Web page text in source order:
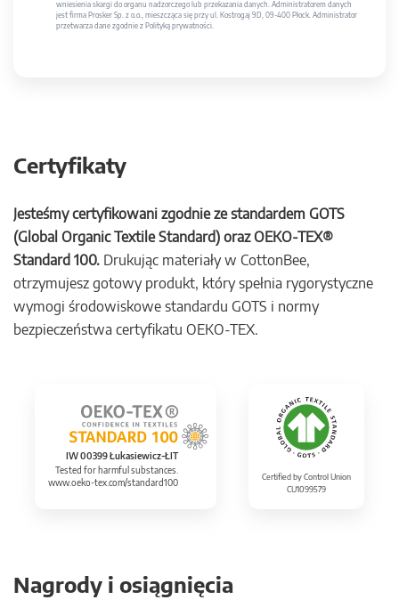
wniesienia skargi do organu nadzorczego lub przekazania danych. Administratorem danych
jest firma Prosker Sp. z o.o., mieszcząca się przy ul. Kostrogaj 9D, 09-400 Płock. Administrator
przetwarza dane zgodnie z Polityką prywatności.
Certyfikaty
Jesteśmy certyfikowani zgodnie ze standardem GOTS
(Global Organic Textile Standard) oraz OEKO-TEX®
Standard 100. Drukując materiały w CottonBee,
otrzymujesz gotowy produkt, który spełnia rygorystyczne
wymogi środowiskowe standardu GOTS i normy
bezpieczeństwa certyfikatu OEKO-TEX.
IW 00399 Łukasiewicz-ŁIT
Tested for harmful substances.
www.oeko-tex.com/standard100
Certified by Control Union
CU1099579
Nagrody i osiągnięcia